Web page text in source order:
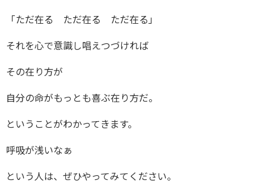
「ただ在る ただ在る ただ在る」
それを心で意識し唱えつづければ
その在り方が
自分の命がもっとも喜ぶ在り方だ。
ということがわかってきます。
呼吸が浅いなぁ
という人は、ぜひやってみてください。